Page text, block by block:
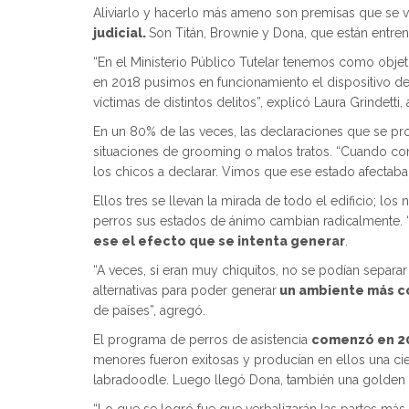
Aliviarlo y hacerlo más ameno son premisas que se
judicial.Son Titán, Brownie y Dona, que están
“En el Ministerio Público Tutelar tenemos como
en 2018 pusimos en funcionamiento el dispositivo
víctimas de distintos delitos”, explicó Laura
En un 80% de las veces, las declaraciones que se
situaciones de grooming o malos tratos. “Cuando
los chicos a declarar. Vimos que ese estado
Ellos tres se llevan la mirada de todo el edificio; los
perros sus estados de ánimo cambian
ese el efecto que se intenta generar
“A veces, si eran muy chiquitos, no se podían
alternativas para poder generar un ambiente más
de países”, agregó.
El programa de perros de asistencia comenzó en
menores fueron exitosas y producían en ellos una
labradoodle. Luego llegó Dona, también una golden